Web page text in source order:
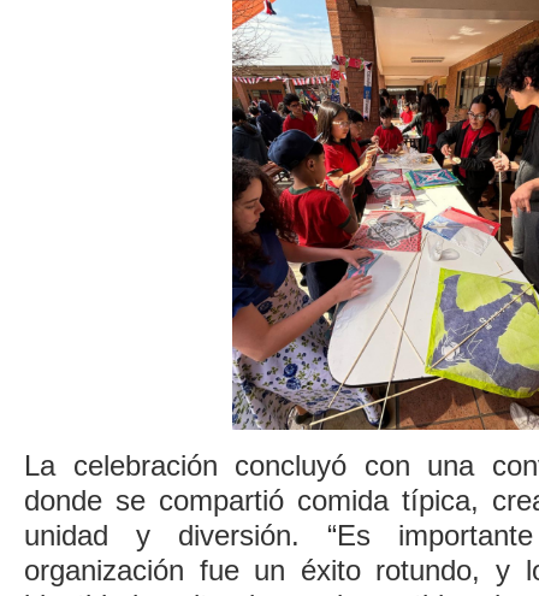
La celebración concluyó con una
donde se compartió comida típica,
unidad y diversión. “Es
organización fue un éxito rotundo, y